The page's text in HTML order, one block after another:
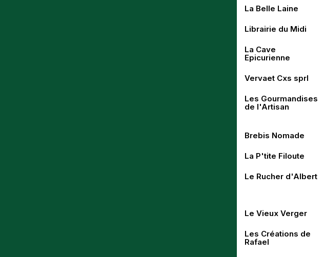
La Belle Laine
Librairie du Midi
La Cave
Epicurienne
Vervaet Cxs sprl
Les Gourmandises
de l'Artisan
Brebis Nomade
La P'tite Filoute
Le Rucher d'Albert
Le Vieux Verger
Les Créations de
Rafael